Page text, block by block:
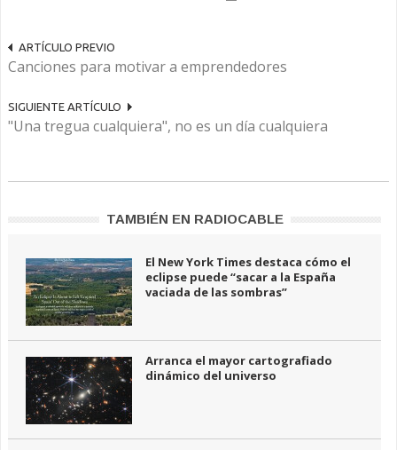
ARTÍCULO PREVIO
Canciones para motivar a emprendedores
SIGUIENTE ARTÍCULO
"Una tregua cualquiera", no es un día cualquiera
TAMBIÉN EN RADIOCABLE
El New York Times destaca cómo el
eclipse puede “sacar a la España
vaciada de las sombras”
Arranca el mayor cartografiado
dinámico del universo